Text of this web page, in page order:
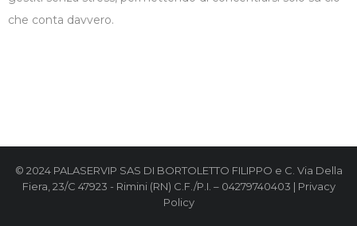
che conta davvero.
© 2024 PALASERVIP SAS DI BORTOLETTO FILIPPO e C. Via Della
Fiera, 23/C 47923 - Rimini (RN) C.F./P.I. – 04279740403 | Privacy
Policy